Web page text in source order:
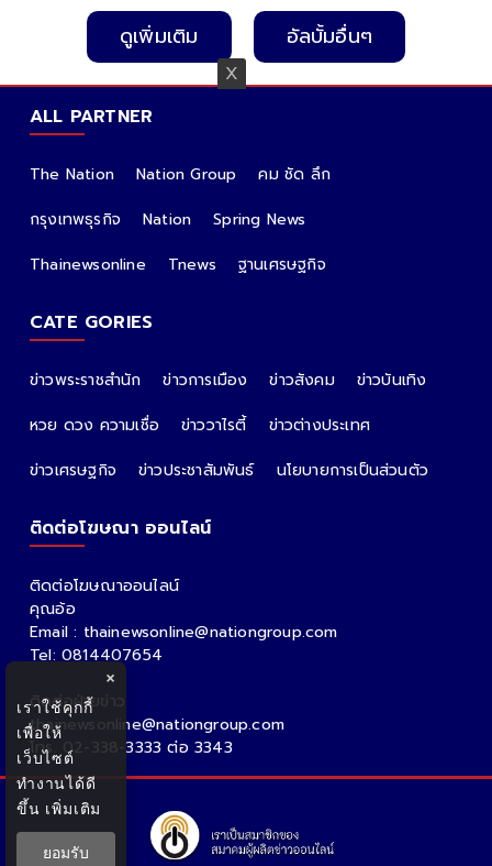
ล่าสุด ไม่แปลกใจ
โศกนาฏกรรมใหญ่
ดูเพิ่มเติม อัลบั้มอื่นๆ
ALL PARTNER
The Nation Nation Group
คม ชัด ลึก
กรุงเทพธุรกิจ
Nation
Spring News
Thainewsonline
Tnews ฐานเศรษฐกิจ
CATE GORIES
ข่าวพระราชสำนัก ข่าวการเมือง ข่าวสังคม
ข่าวบันเทิง
หวย ดวง ความเชื่อ
ข่าววาไรตี้
ข่าวต่างประเทศ
ข่าวเศรษฐกิจ
ข่าวประชาสัมพันธ์ นโยบายการเป็นส่วนตัว
ติดต่อโฆษณา ออนไลน์
ติดต่อโฆษณาออนไลน์
คุณอ้อ
Email : thainewsonline@nationgroup.com
Tel: 0814407654
ติดต่อฝ่ายข่าว
thainewsonline@nationgroup.com
โทร. 02-338-3333 ต่อ 3343
×
เราใช้คุกกี้
เพื่อให้
เว็บไซต์
ทำงานได้ดี
ขึ้น เพิ่มเติม
ยอมรับ